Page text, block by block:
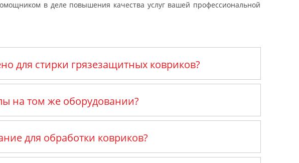
в деле повышения качества услуг вашей профессиональной
для стирки грязезащитных ковриков?
на том же оборудовании?
для обработки ковриков?